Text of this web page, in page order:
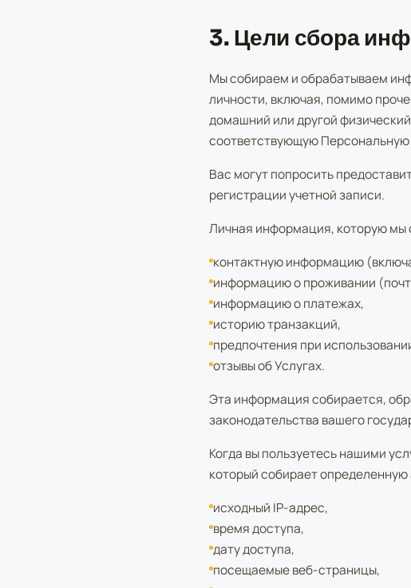
3. Цели сбора
Мы собираем и обрабатываем
личности, включая, помимо
домашний или другой
соответствующую
Вас могут попросить
регистрации учетной записи.
Личная информация, которую мы
контактную информацию
информацию о проживании
информацию о платежах,
историю транзакций,
предпочтения при
отзывы об Услугах.
Эта информация собирается,
законодательства вашего
Когда вы пользуетесь нашими
который собирает
исходный IP-адрес,
время доступа,
дату доступа,
посещаемые веб-страницы,